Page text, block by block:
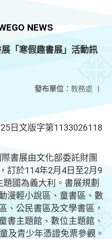
NEWS
「寒假趣書展」活動訊
發布單位： 教務處 |
日文版字第1133026118
書展由文化部委託財團
訂於114年2月4日至2月9
國為義大利。書展規劃
漫輕小說區、童書區、數
、公民書區及文學書區，
書主題館、數位主題館、
及青少年憑證免票參觀。